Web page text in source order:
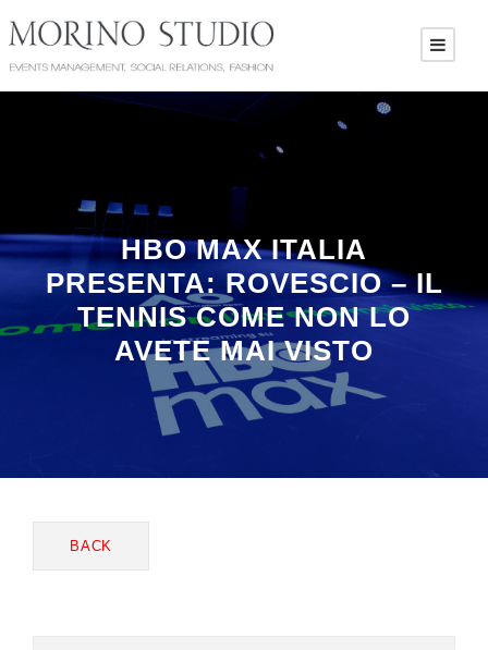
HBO MAX ITALIA
PRESENTA: ROVESCIO – IL
TENNIS COME NON LO
AVETE MAI VISTO
BACK